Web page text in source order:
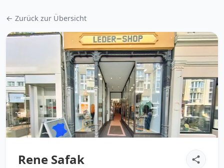
← Zurück zur Übersicht
Rene Safak